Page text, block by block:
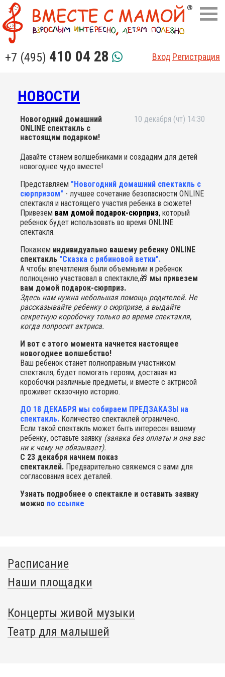
+7 (495) 410 04 28 Вход Регистрация
НОВОСТИ
Новогодний домашний
ONLINE спектакль с
настоящим подарком!
10 декабря (чт) 14:30
Давайте станем волшебниками и создадим для детей
новогоднее чудо вместе!
Представляем "Новогодний домашний спектакль с
сюрпризом" - лучшее сочетание безопасности ONLINE
спектакля и настоящего участия ребенка в сюжете!
Привезем вам домой подарок-сюрприз, который
ребенок будет использовать во время ONLINE
спектакля.
Покажем индивидуально вашему ребенку ONLINE
спектакль "Сказка с рябиновой ветки".
А чтобы впечатления были объемными и ребенок
полноценно участвовал в спектакле,🎁 мы привезем
вам домой подарок-сюрприз.
Здесь нам нужна небольшая помощь родителей. Не
рассказывайте ребенку о сюрпризе, а выдайте
секретную коробочку только во время спектакля,
когда попросит актриса.
И вот с этого момента начнется настоящее
новогоднее волшебство!
Ваш ребенок станет полноправным участником
спектакля, будет помогать героям, доставая из
коробочки различные предметы, и вместе с актрисой
проживет сказочную историю.
ДО 18 ДЕКАБРЯ мы собираем ПРЕДЗАКАЗЫ на
спектакль. Количество спектаклей ограничено.
Если такой спектакль может быть интересен вашему
ребенку, оставьте заявку (заявка без оплаты и она вас
ни к чему не обязывает).
С 23 декабря начнем показ
спектаклей. Предварительно свяжемся с вами для
согласования всех деталей.
Узнать подробнее о спектакле и оставить заявку
можно по ссылке
Расписание
Наши площадки
Концерты живой музыки
Театр для малышей